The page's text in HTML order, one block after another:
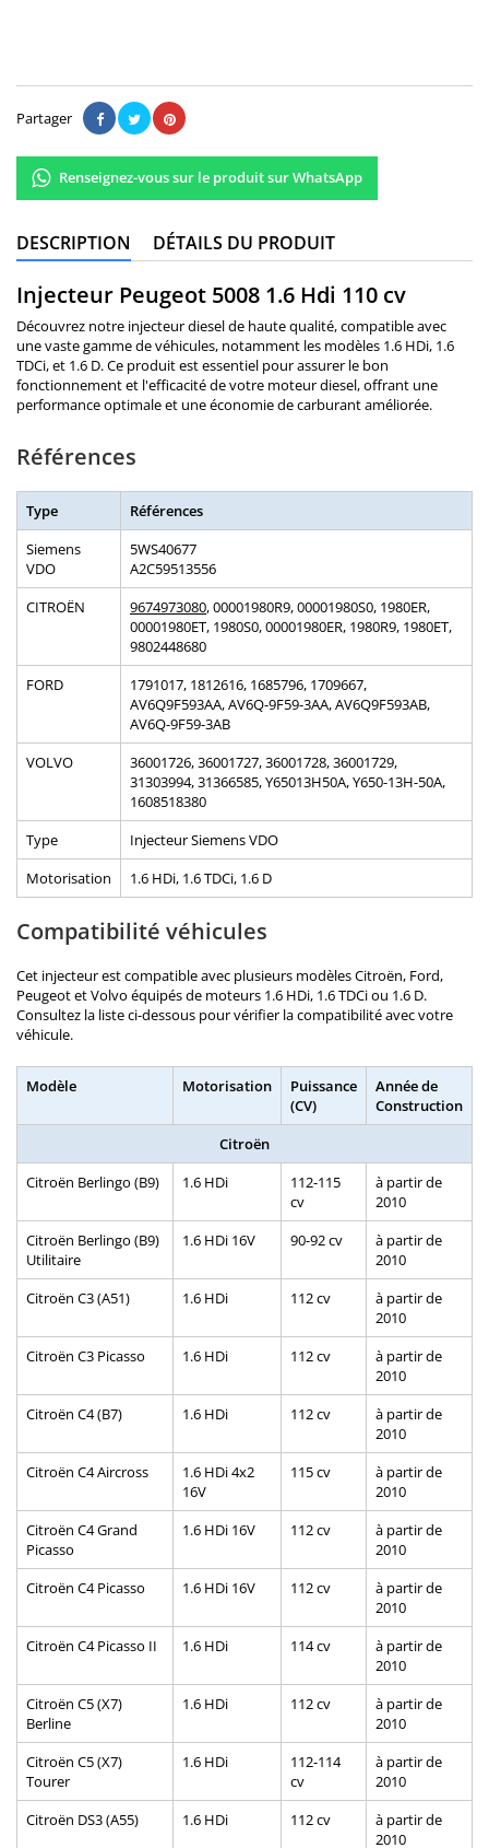
Partager
Renseignez-vous sur le produit sur WhatsApp
DESCRIPTION DÉTAILS DU PRODUIT
Injecteur Peugeot 5008 1.6 Hdi 110 cv
Découvrez notre injecteur diesel de haute qualité, compatible avec
une vaste gamme de véhicules, notamment les modèles 1.6 HDi, 1.6
TDCi, et 1.6 D. Ce produit est essentiel pour assurer le bon
fonctionnement et l'efficacité de votre moteur diesel, offrant une
performance optimale et une économie de carburant améliorée.
Références
Type
Références
Siemens
VDO
5WS40677
A2C59513556
CITROËN
9674973080, 00001980R9, 00001980S0, 1980ER,
00001980ET, 1980S0, 00001980ER, 1980R9, 1980ET,
9802448680
FORD
1791017, 1812616, 1685796, 1709667,
AV6Q9F593AA, AV6Q-9F59-3AA, AV6Q9F593AB,
AV6Q-9F59-3AB
VOLVO
36001726, 36001727, 36001728, 36001729,
31303994, 31366585, Y65013H50A, Y650-13H-50A,
1608518380
Type
Injecteur Siemens VDO
Motorisation
1.6 HDi, 1.6 TDCi, 1.6 D
Compatibilité véhicules
Cet injecteur est compatible avec plusieurs modèles Citroën, Ford,
Peugeot et Volvo équipés de moteurs 1.6 HDi, 1.6 TDCi ou 1.6 D.
Consultez la liste ci-dessous pour vérifier la compatibilité avec votre
véhicule.
Modèle Motorisation
Puissance
(CV)
Année de
Construction
Citroën
Citroën Berlingo (B9)
1.6 HDi
112-115
cv
à partir de
2010
Citroën Berlingo (B9)
Utilitaire
1.6 HDi 16V 90-92 cv
à partir de
2010
Citroën C3 (A51)
1.6 HDi 112 cv
à partir de
2010
Citroën C3 Picasso
1.6 HDi 112 cv
à partir de
2010
Citroën C4 (B7)
1.6 HDi 112 cv
à partir de
2010
Citroën C4 Aircross
1.6 HDi 4x2
16V
115 cv
à partir de
2010
Citroën C4 Grand
Picasso
1.6 HDi 16V 112 cv
à partir de
2010
Citroën C4 Picasso
1.6 HDi 16V 112 cv
à partir de
2010
Citroën C4 Picasso II
1.6 HDi 114 cv
à partir de
2010
Citroën C5 (X7)
Berline
1.6 HDi 112 cv
à partir de
2010
Citroën C5 (X7)
Tourer
1.6 HDi
112-114
cv
à partir de
2010
Citroën DS3 (A55)
1.6 HDi 112 cv
à partir de
2010